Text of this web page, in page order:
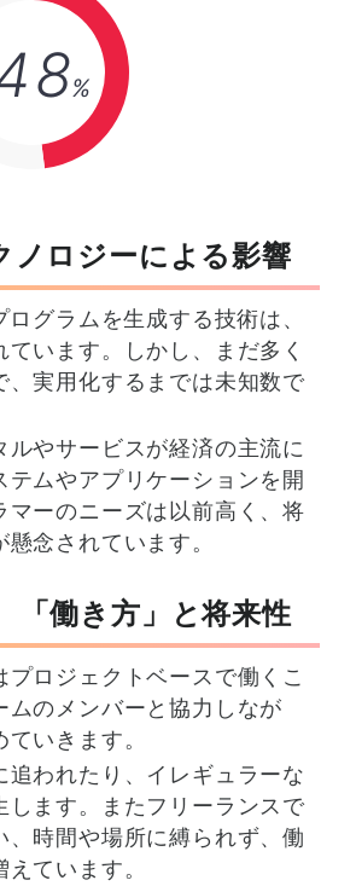
%
ノロジーによる影響
グラムを生成する技術は、
います。しかし、まだ多く
、実用化するまでは未知数で
ルやサービスが経済の主流に
テムやアプリケーションを開
マーのニーズは以前高く、将
念されています。
「働き方」と将来性
プロジェクトベースで働くこ
ムのメンバーと協力しなが
いきます。
追われたり、イレギュラーな
します。またフリーランスで
、時間や場所に縛られず、働
ています。